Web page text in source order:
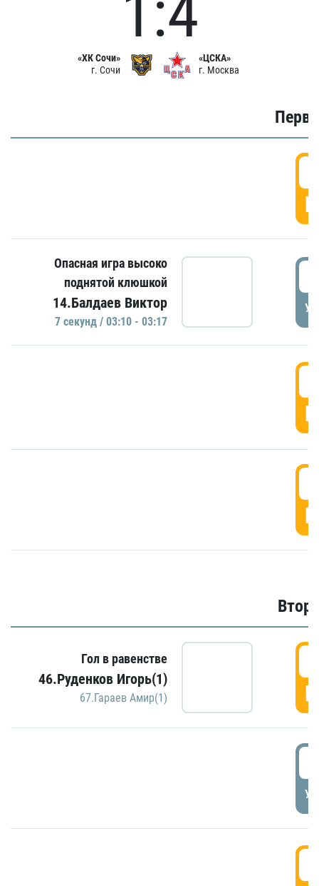
«ХК Сочи»
г. Сочи
«ЦСКА»
г. Москва
Опасная игра высоко
поднятой клюшкой
14.Балдаев Виктор
7 секунд / 03:10 - 03:17
Гол в равенстве
46.Руденков Игорь(1)
67.Гараев Амир(1)